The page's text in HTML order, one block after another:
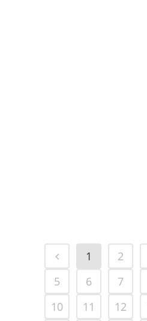
1 2
5
6 7
10
11 12